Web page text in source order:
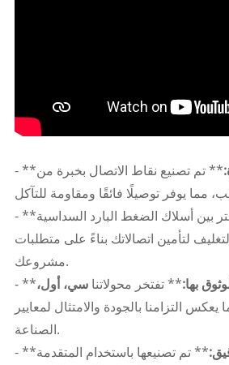
- **** تم تصنيع نقاط الاتصال بخبرة من
- **بين أسلاك الضغط البارد السداسية
لتأمين اتصالاتك بناءً على متطلبات
مشروعك.
- **
بها:** تفتخر محولاتناسي، أول،
يعكس التزامنا بالجودة والامتثال لمعايير
الصناعة.
- **** تم تصنيعها باستخدام المتقدمة